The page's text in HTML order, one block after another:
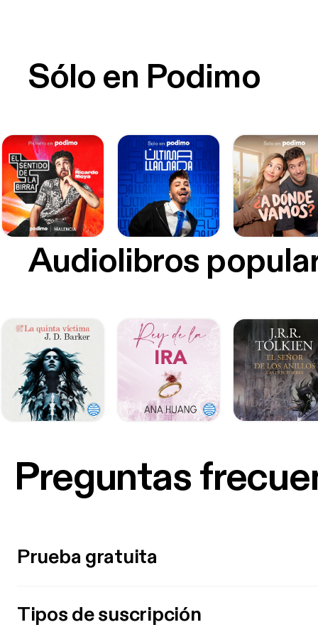
Sólo en Podimo
Audiolibros
Preguntas
Prueba gratuita
Tipos de suscripción